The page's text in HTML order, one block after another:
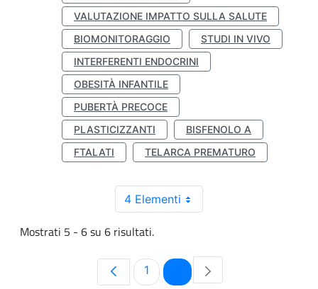
VALUTAZIONE IMPATTO SULLA SALUTE
BIOMONITORAGGIO
STUDI IN VIVO
INTERFERENTI ENDOCRINI
OBESITÀ INFANTILE
PUBERTÀ PRECOCE
PLASTICIZZANTI
BISFENOLO A
FTALATI
TELARCA PREMATURO
4 Elementi
Mostrati 5 - 6 su 6 risultati.
Pagina
1 Pagina